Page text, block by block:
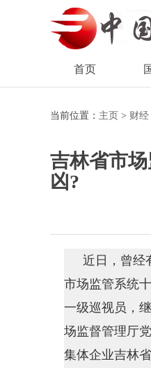
首页
当前位置： 主页 > 财经
吉林省市
凶?
近日，曾经
市场监管系统
一级巡视员，
场监督管理厅
集体企业吉林